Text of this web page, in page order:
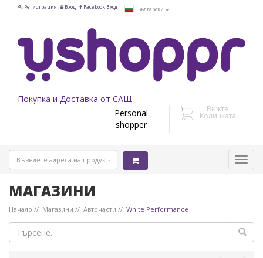
Регистрация Вход Facebook Вход Български
Покупка и Доставка от САЩ
Personal
shopper
Вижте
Количката
МАГАЗИНИ
Начало Магазини Авточасти White Performance